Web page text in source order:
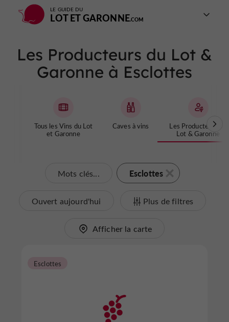
LE GUIDE DU
LOT ET GARONNE
Les Producteurs du Lot &
Garonne à Esclottes
Tous les Vins du Lot
et Garonne
Caves à vins
Les Producteurs du
Lot & Garonne
Mots clés... Esclottes
Ouvert aujourd'hui Plus de filtres
Afficher la carte
Esclottes